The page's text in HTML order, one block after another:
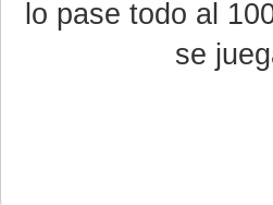
lo pase todo al
se